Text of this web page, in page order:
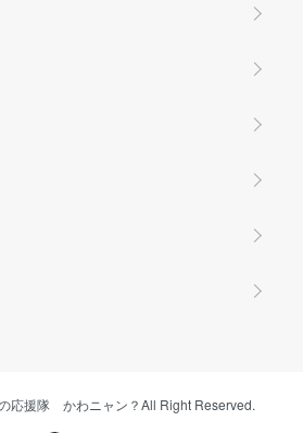
応援隊 かわニャン？All Right Reserved.